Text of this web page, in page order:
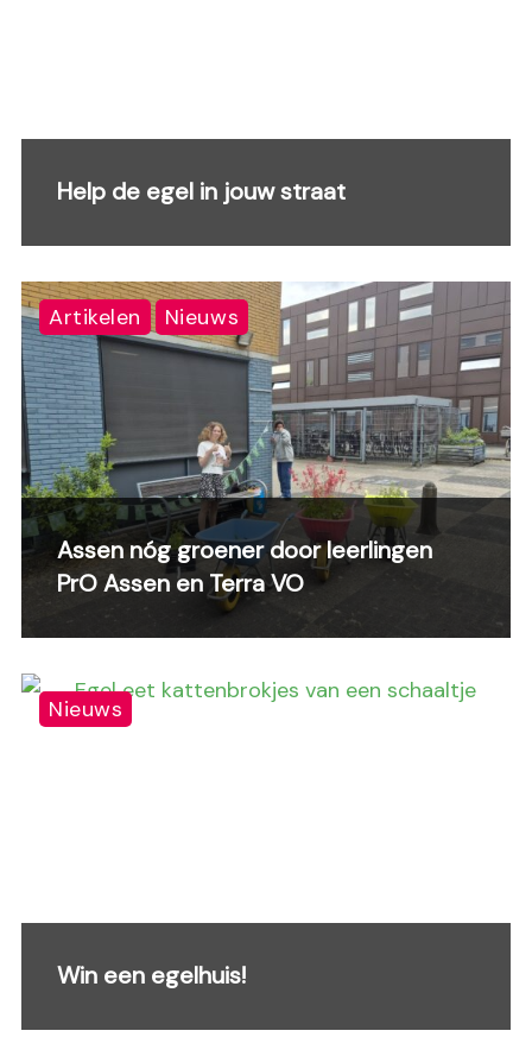
Help de egel in jouw straat
Artikelen Nieuws
Assen nóg groener door leerlingen
PrO Assen en Terra VO
Nieuws
Win een egelhuis!